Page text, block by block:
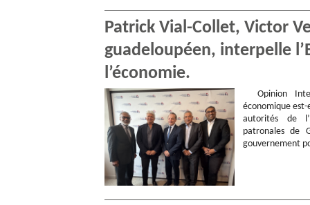
Patrick Vial-Collet, Victor
guadeloupéen, interpelle
l’économie.
Opinion
économique est-
autorités de
patronales de
gouvernement